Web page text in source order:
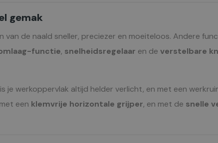
gemak
van de naald sneller, preciezer en moeiteloos. Andere
functie, snelheidsregelaar en de verstelbare
is je werkoppervlak altijd helder verlicht, en met een
een klemvrije horizontale grijper, en met de snelle